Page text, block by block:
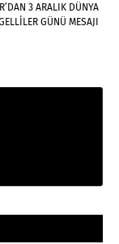
3 ARALIK DÜNYA
GÜNÜ MESAJI